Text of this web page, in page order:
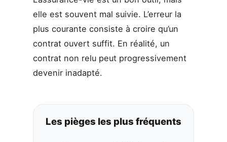
elle est souvent mal suivie. L’erreur la
plus courante consiste à croire qu’un
contrat ouvert suffit. En réalité, un
contrat non relu peut progressivement
devenir inadapté.
Les pièges les plus fréquents